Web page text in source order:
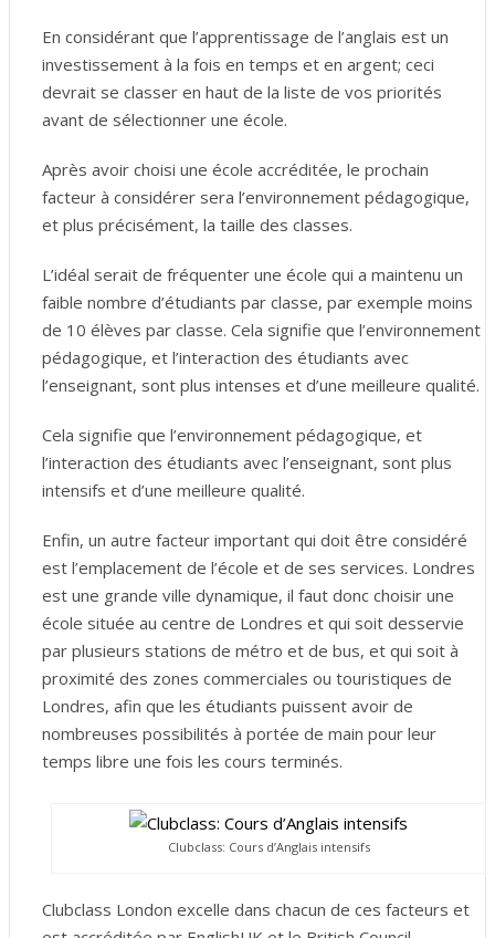
En considérant que l’apprentissage de l’anglais est un
investissement à la fois en temps et en argent; ceci
devrait se classer en haut de la liste de vos priorités
avant de sélectionner une école.
Après avoir choisi une école accréditée, le prochain
facteur à considérer sera l’environnement pédagogique,
et plus précisément, la taille des classes.
L’idéal serait de fréquenter une école qui a maintenu un
faible nombre d’étudiants par classe, par exemple moins
de 10 élèves par classe. Cela signifie que l’environnement
pédagogique, et l’interaction des étudiants avec
l’enseignant, sont plus intenses et d’une meilleure qualité.
Cela signifie que l’environnement pédagogique, et
l’interaction des étudiants avec l’enseignant, sont plus
intensifs et d’une meilleure qualité.
Enfin, un autre facteur important qui doit être considéré
est l’emplacement de l’école et de ses services. Londres
est une grande ville dynamique, il faut donc choisir une
école située au centre de Londres et qui soit desservie
par plusieurs stations de métro et de bus, et qui soit à
proximité des zones commerciales ou touristiques de
Londres, afin que les étudiants puissent avoir de
nombreuses possibilités à portée de main pour leur
temps libre une fois les cours terminés.
Clubclass: Cours d’Anglais intensifs
Clubclass London excelle dans chacun de ces facteurs et